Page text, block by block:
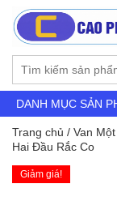
DANH MỤC SẢN
Trang chủ / Van
Hai Đầu Rắc Co
Giảm giá!